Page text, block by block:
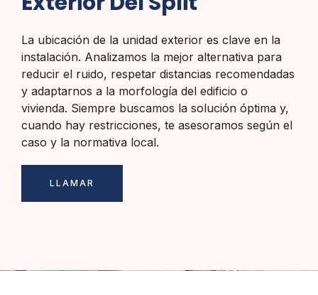
La ubicación de la unidad exterior es clave en la
instalación. Analizamos la mejor alternativa para
reducir el ruido, respetar distancias recomendadas
y adaptarnos a la morfología del edificio o
vivienda. Siempre buscamos la solución óptima y,
cuando hay restricciones, te asesoramos según el
caso y la normativa local.
LLAMAR